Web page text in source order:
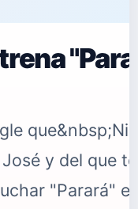
y del que
"Parará"